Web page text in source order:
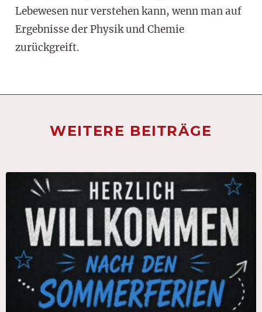
Lebewesen nur verstehen kann, wenn man auf
Ergebnisse der Physik und Chemie
zurückgreift.
WEITERE BEITRÄGE